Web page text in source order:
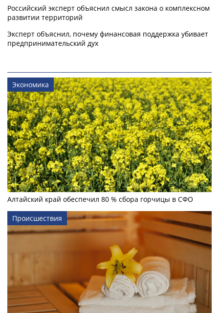
Российский эксперт объяснил смысл закона о комплексном
развитии территорий
Эксперт объяснил, почему финансовая поддержка убивает
предпринимательский дух
Экономика
Алтайский край обеспечил 80 % сбора горчицы в СФО
Происшествия